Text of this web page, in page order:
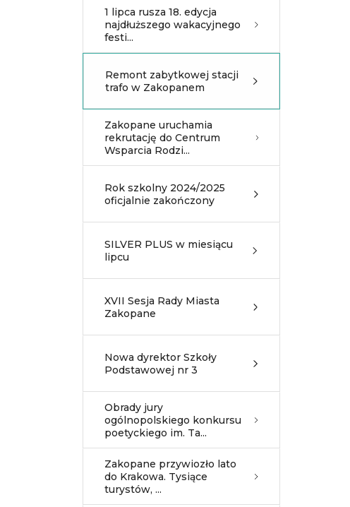
1 lipca rusza 18. edycja
najdłuższego wakacyjnego
festi...
Remont zabytkowej stacji
trafo w Zakopanem
Zakopane uruchamia
rekrutację do Centrum
Wsparcia Rodzi...
Rok szkolny 2024/2025
oficjalnie zakończony
SILVER PLUS w miesiącu
lipcu
XVII Sesja Rady Miasta
Zakopane
Nowa dyrektor Szkoły
Podstawowej nr 3
Obrady jury
ogólnopolskiego konkursu
poetyckiego im. Ta...
Zakopane przywiozło lato
do Krakowa. Tysiące
turystów, ...